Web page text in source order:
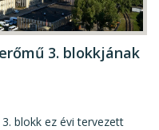
3. blokkjának
blokk ez évi tervezett